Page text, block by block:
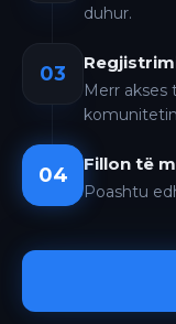
duhur.
03
Merr
04 Fillon të
Poashtu